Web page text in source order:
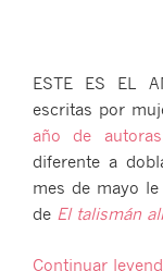
ESTE ES EL
escritas por
año de
diferente a
mes de mayo
de El talismán
Continuar